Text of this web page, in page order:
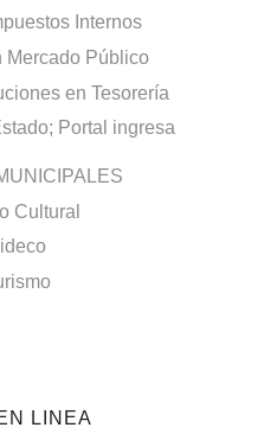
Internos
Mercado Público
en Tesorería
Portal ingresa
Cultural
LINEA